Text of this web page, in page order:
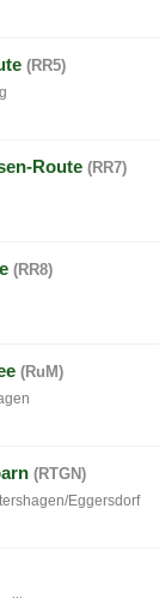
(RR5)
Route (RR7)
(RR8)
(RuM)
(RTGN)
Eggersdorf